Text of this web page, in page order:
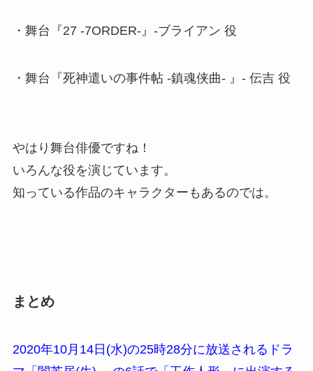
・舞台『27 -7ORDER-』-ブライアン 役
・舞台『死神遣いの事件帖 -鎮魂侠曲- 』- 伝吉 役
やはり舞台俳優ですね！
いろんな役を演じています。
知っている作品のキャラクターもあるのでは。
まとめ
2020年10月14日(水)の25時28分に放送されるドラ